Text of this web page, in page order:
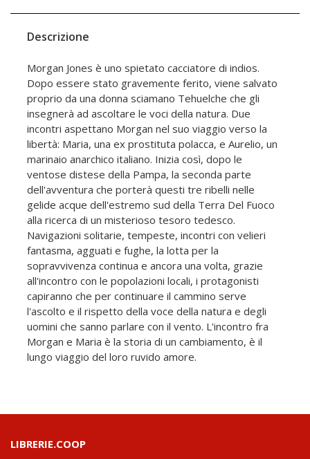
Descrizione
Morgan Jones è uno spietato cacciatore di indios.
Dopo essere stato gravemente ferito, viene salvato
proprio da una donna sciamano Tehuelche che gli
insegnerà ad ascoltare le voci della natura. Due
incontri aspettano Morgan nel suo viaggio verso la
libertà: Maria, una ex prostituta polacca, e Aurelio, un
marinaio anarchico italiano. Inizia così, dopo le
ventose distese della Pampa, la seconda parte
dell'avventura che porterà questi tre ribelli nelle
gelide acque dell'estremo sud della Terra Del Fuoco
alla ricerca di un misterioso tesoro tedesco.
Navigazioni solitarie, tempeste, incontri con velieri
fantasma, agguati e fughe, la lotta per la
sopravvivenza continua e ancora una volta, grazie
all'incontro con le popolazioni locali, i protagonisti
capiranno che per continuare il cammino serve
l'ascolto e il rispetto della voce della natura e degli
uomini che sanno parlare con il vento. L'incontro fra
Morgan e Maria è la storia di un cambiamento, è il
lungo viaggio del loro ruvido amore.
LIBRERIE.COOP